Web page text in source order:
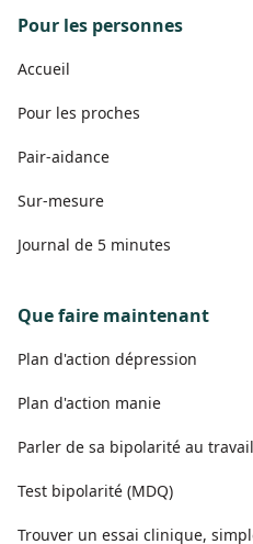
Pour les personnes
Accueil
Pour les proches
Pair-aidance
Sur-mesure
Journal de 5 minutes
Que faire maintenant
Plan d'action dépression
Plan d'action manie
Parler de sa bipolarité au travail
Test bipolarité (MDQ)
Trouver un essai clinique,